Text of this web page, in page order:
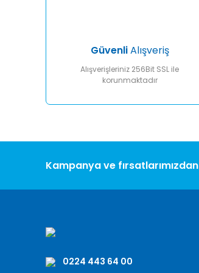
GüvenliAlışveriş
Alışverişleriniz 256Bit SSL ile
korunmaktadır
Kampanya ve fırsatlarımızdan
0224 443 64 00